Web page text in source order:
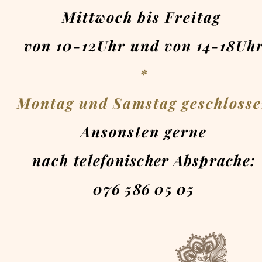
Mittwoch bis Freitag
von 10-12Uhr und von 14-
*
Montag und Samstag
Ansonsten gerne
nach telefonischer Absprache:
076 586 05 05